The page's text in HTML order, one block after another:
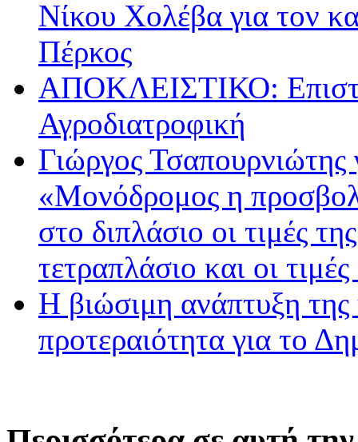
Νίκου Χολέβα για τον
Πέρκος
ΑΠΟΚΛΕΙΣΤΙΚΟ:
Αγροδιατροφική
Γιώργος
«Μονόδρομος η
στο διπλάσιο οι τιμές
τετραπλάσιο και οι
Η βιώσιμη ανάπτυξη της
προτεραιότητα για το